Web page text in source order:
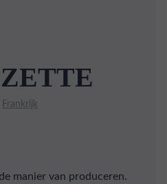
Frankrijk
manier van produceren.